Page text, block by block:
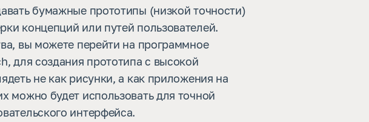
бумажные прототипы (низкой точности)
концепций или путей пользователей.
вы можете перейти на программное
для создания прототипа с высокой
не как рисунки, а как приложения на
можно будет использовать для точной
интерфейса.